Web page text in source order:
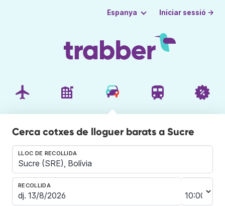
Espanya Iniciar sessió →
Cerca cotxes de lloguer barats a Sucre
LLOC DE RECOLLIDA
RECOLLIDA